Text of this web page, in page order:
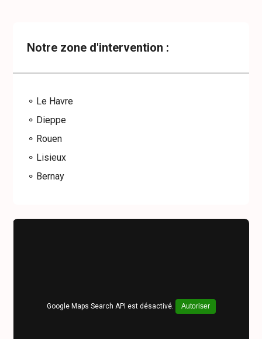
Notre zone d'intervention :
Le Havre
Dieppe
Rouen
Lisieux
Bernay
Google Maps Search API est désactivé. Autoriser